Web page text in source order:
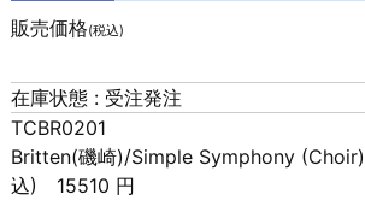
販売価格(税込)
在庫状態 : 受注発注
TCBR0201
Britten(磯崎)/Simple Symphony
込) 15510 円